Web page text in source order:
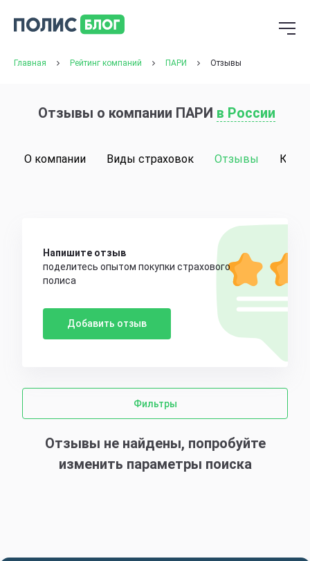
Главная Рейтинг компаний ПАРИ Отзывы
Отзывы о компании ПАРИ в России
О компании Виды страховок Отзывы
Отзывы не найдены, попробуйте
изменить параметры поиска
Напишите отзыв
поделитесь опытом покупки страхового
полиса
Добавить отзыв
Фильтры